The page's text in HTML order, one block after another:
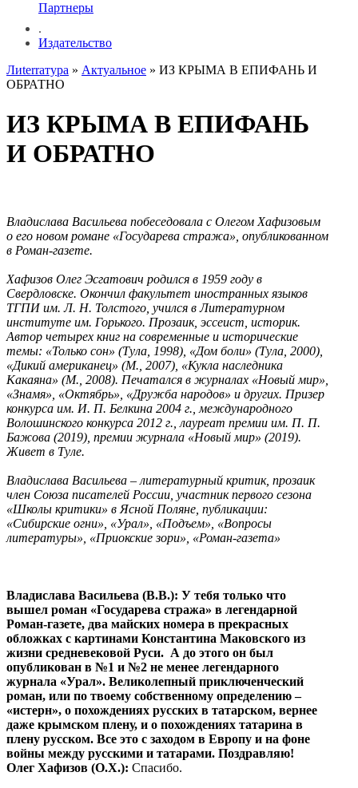
Партнеры
.
Издательство
Лиterraтура » Актуальное » ИЗ КРЫМА В ЕПИФАНЬ И
ОБРАТНО
ИЗ КРЫМА В ЕПИФАНЬ
И ОБРАТНО
Владислава Васильева побеседовала с Олегом Хафизовым
о его новом романе «Государева стража», опубликованном
в Роман-газете.
Хафизов Олег Эсгатович родился в 1959 году в
Свердловске. Окончил факультет иностранных языков
ТГПИ им. Л. Н. Толстого, учился в Литературном
институте им. Горького. Прозаик, эссеист, историк.
Автор четырех книг на современные и исторические
темы: «Только сон» (Тула, 1998), «Дом боли» (Тула, 2000),
«Дикий американец» (М., 2007), «Кукла наследника
Какаяна» (М., 2008). Печатался в журналах «Новый мир»,
«Знамя», «Октябрь», «Дружба народов» и других. Призер
конкурса им. И. П. Белкина 2004 г., международного
Волошинского конкурса 2012 г., лауреат премии им. П. П.
Бажова (2019), премии журнала «Новый мир» (2019).
Живет в Туле.
Владислава Васильева – литературный критик, прозаик
член Союза писателей России, участник первого сезона
«Школы критики» в Ясной Поляне, публикации:
«Сибирские огни», «Урал», «Подъем», «Вопросы
литературы», «Приокские зори», «Роман-газета»
Владислава Васильева (В.В.): У тебя только что
вышел роман «Государева стража» в легендарной
Роман-газете, два майских номера в прекрасных
обложках с картинами Константина Маковского из
жизни средневековой Руси. А до этого он был
опубликован в №1 и №2 не менее легендарного
журнала «Урал». Великолепный приключенческий
роман, или по твоему собственному определению –
«истерн», о похождениях русских в татарском, вернее
даже крымском плену, и о похождениях татарина в
плену русском. Все это с заходом в Европу и на фоне
войны между русскими и татарами. Поздравляю!
Олег Хафизов (О.Х.): Спасибо.